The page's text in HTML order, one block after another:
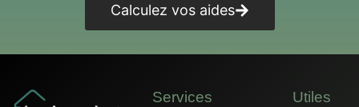
Calculez vos aides
Services Utiles